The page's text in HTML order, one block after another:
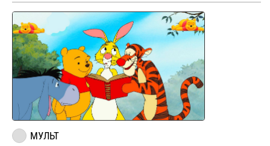
МУЛЬТ